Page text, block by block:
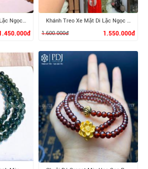
Khánh Treo Xe Phật Di Lặc Ngọc Cẩm Thạch Huyết
XEM CHI TIẾT
Khánh Treo Xe Mặt Di Lặc Ngọc Cẩm Thạch
1.600.000đ
1.550.000đ